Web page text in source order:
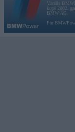
Vortāls
kopš 2002.
BMW AG.
Par